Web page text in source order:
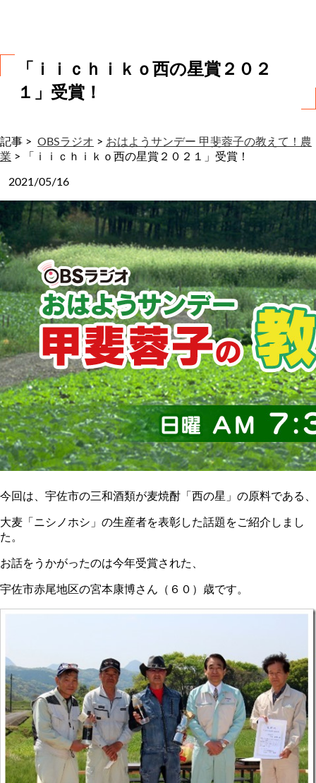
「ｉｉｃｈｉｋｏ西の星賞２０２
１」受賞！
記事 > OBSラジオ > おはようサンデー 甲斐蓉子の教えて！農
業 > 「ｉｉｃｈｉｋｏ西の星賞２０２１」受賞！
2021/05/16
今回は、宇佐市の三和酒類が麦焼酎「西の星」の原料である、
大麦「ニシノホシ」の生産者を表彰した話題をご紹介しまし
た。
お話をうかがったのは今年受賞された、
宇佐市赤尾地区の宮本康博さん（６０）歳です。